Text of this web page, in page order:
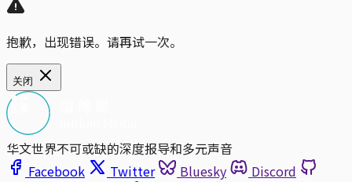
抱歉，出现错误。请再试一次。
关闭
华文世界不可或缺的深度报导和多元声音
Facebook
Twitter Bluesky
Discord